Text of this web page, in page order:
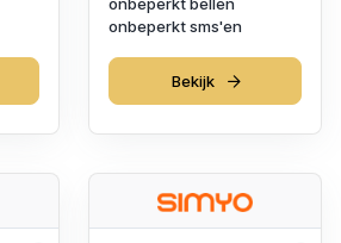
onbeperkt sms'en
Bekijk